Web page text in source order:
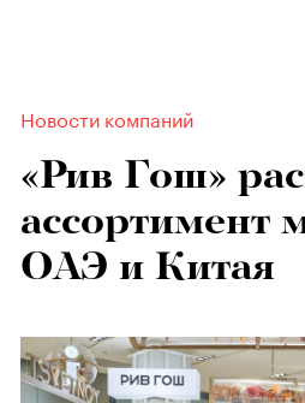
Новости компаний
«Рив Гош»
ассортимент
ОАЭ и Китая